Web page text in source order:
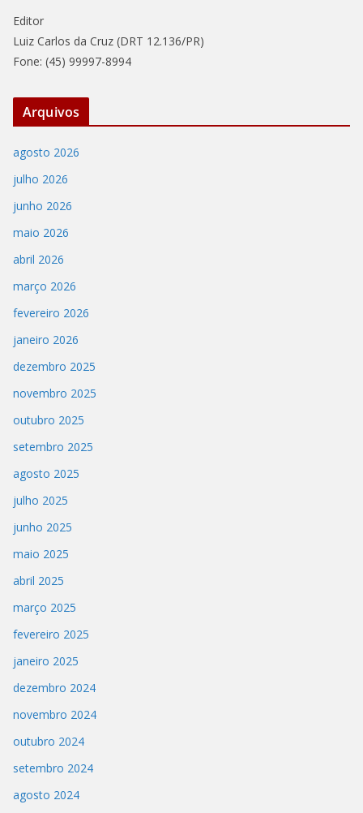
Editor
Luiz Carlos da Cruz (DRT 12.136/PR)
Fone: (45) 99997-8994
Arquivos
agosto 2026
julho 2026
junho 2026
maio 2026
abril 2026
março 2026
fevereiro 2026
janeiro 2026
dezembro 2025
novembro 2025
outubro 2025
setembro 2025
agosto 2025
julho 2025
junho 2025
maio 2025
abril 2025
março 2025
fevereiro 2025
janeiro 2025
dezembro 2024
novembro 2024
outubro 2024
setembro 2024
agosto 2024